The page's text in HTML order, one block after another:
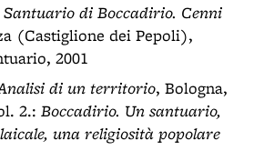
Santuario di Boccadirio. Cenni
(Castiglione dei Pepoli),
2001
di un territorio, Bologna,
2.: Boccadirio. Un santuario,
una religiosità popolare